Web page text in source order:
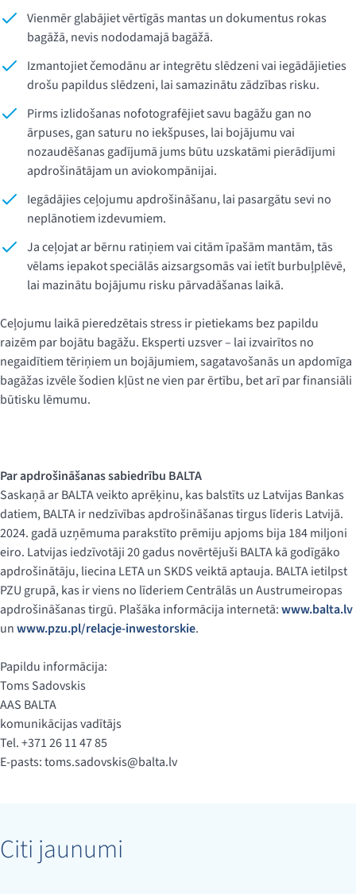
Vienmēr glabājiet vērtīgās mantas un dokumentus rokas
bagāžā, nevis nododamajā bagāžā.
Izmantojiet čemodānu ar integrētu slēdzeni vai iegādājieties
drošu papildus slēdzeni, lai samazinātu zādzības risku.
Pirms izlidošanas nofotografējiet savu bagāžu gan no
ārpuses, gan saturu no iekšpuses, lai bojājumu vai
nozaudēšanas gadījumā jums būtu uzskatāmi pierādījumi
apdrošinātājam un aviokompānijai.
Iegādājies ceļojumu apdrošināšanu, lai pasargātu sevi no
neplānotiem izdevumiem.
Ja ceļojat ar bērnu ratiņiem vai citām īpašām mantām, tās
vēlams iepakot speciālās aizsargsomās vai ietīt burbuļplēvē,
lai mazinātu bojājumu risku pārvadāšanas laikā.
Ceļojumu laikā pieredzētais stress ir pietiekams bez papildu
raizēm par bojātu bagāžu. Eksperti uzsver – lai izvairītos no
negaidītiem tēriņiem un bojājumiem, sagatavošanās un apdomīga
bagāžas izvēle šodien kļūst ne vien par ērtību, bet arī par finansiāli
būtisku lēmumu.
Par apdrošināšanas sabiedrību BALTA
Saskaņā ar BALTA veikto aprēķinu, kas balstīts uz Latvijas Bankas
datiem, BALTA ir nedzīvības apdrošināšanas tirgus līderis Latvijā.
2024. gadā uzņēmuma parakstīto prēmiju apjoms bija 184 miljoni
eiro. Latvijas iedzīvotāji 20 gadus novērtējuši BALTA kā godīgāko
apdrošinātāju, liecina LETA un SKDS veiktā aptauja. BALTA ietilpst
PZU grupā, kas ir viens no līderiem Centrālās un Austrumeiropas
apdrošināšanas tirgū. Plašāka informācija internetā:www.balta.lv
unwww.pzu.pl/relacje-inwestorskie.
Papildu informācija:
Toms Sadovskis
AAS BALTA
komunikācijas vadītājs
Tel. +371 26 11 47 85
E-pasts:toms.sadovskis@balta.lv
Citi jaunumi